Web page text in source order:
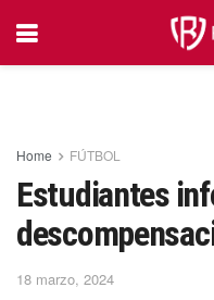
Home FÚTBOL
Estudiantes
18 marzo, 2024